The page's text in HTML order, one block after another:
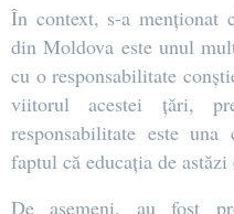
În context, s-a menționat
din Moldova este unul
cu o responsabilitate
viitorul acestei țări,
responsabilitate este
faptul că educația de
De asemeni, au fost